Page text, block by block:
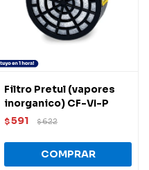
Filtro Pretul (vapores
inorganico) CF-VI-P
$591 $622